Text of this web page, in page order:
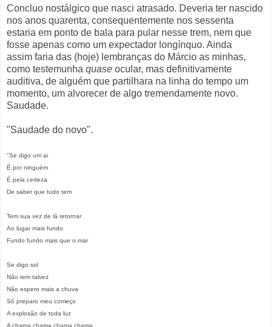
Concluo nostálgico que nasci atrasado. Deveria ter nascido
nos anos quarenta, consequentemente nos sessenta
estaria em ponto de bala para pular nesse trem, nem que
fosse apenas como um expectador longínquo. Ainda
assim faria das (hoje) lembranças do Márcio as minhas,
como testemunha quase ocular, mas definitivamente
auditiva, de alguém que partilhara na linha do tempo um
momento, um alvorecer de algo tremendamente novo.
Saudade.
"Saudade do novo".
"Se digo um ai
É por ninguém
É pela certeza
De saber que tudo tem
Tem sua vez de lá retornar
Ao lugar mais fundo
Fundo fundo mais que o mar
Se digo sol
Não tem talvez
Não espero mais a chuva
Só preparo meu começo
A explosão de toda luz
A chama chama chama chama